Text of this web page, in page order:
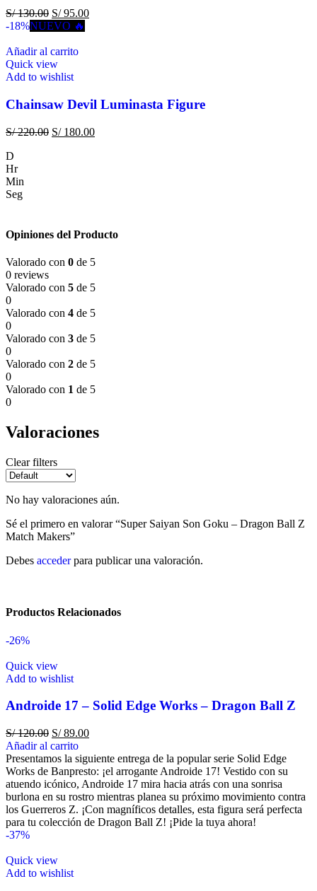
S/130.00 S/95.00
-18%NUEVO 🔥
Añadir al carrito
Quick view
Add to wishlist
Chainsaw Devil Luminasta Figure
S/220.00 S/180.00
D
Hr
Min
Seg
Opiniones del Producto
Valorado con 0 de 5
0 reviews
Valorado con 5 de 5
0
Valorado con 4 de 5
0
Valorado con 3 de 5
0
Valorado con 2 de 5
0
Valorado con 1 de 5
0
Valoraciones
Clear filters
No hay valoraciones aún.
Sé el primero en valorar “Super Saiyan Son Goku – Dragon Ball Z
Match Makers”
Debes accederpara publicar una valoración.
Productos Relacionados
-26%
Quick view
Add to wishlist
Androide 17 – Solid Edge Works – Dragon Ball Z
S/120.00 S/89.00
Añadir al carrito
Presentamos la siguiente entrega de la popular serie Solid Edge
Works de Banpresto: ¡el arrogante Androide 17! Vestido con su
atuendo icónico, Androide 17 mira hacia atrás con una sonrisa
burlona en su rostro mientras planea su próximo movimiento contra
los Guerreros Z. ¡Con magníficos detalles, esta figura será perfecta
para tu colección de Dragon Ball Z! ¡Pide la tuya ahora!
-37%
Quick view
Add to wishlist